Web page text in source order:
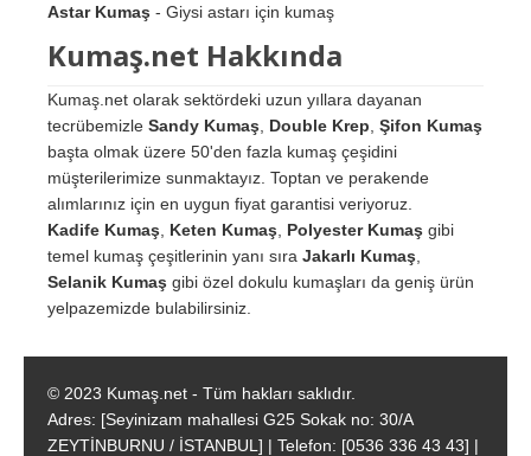
Astar Kumaş - Giysi astarı için kumaş
Kumaş.net Hakkında
Kumaş.net olarak sektördeki uzun yıllara dayanan
tecrübemizleSandy Kumaş Double Krep ,Şifon Kumaş
başta olmak üzere 50'den fazla kumaş çeşidini
müşterilerimize sunmaktayız. Toptan ve perakende
alımlarınız için en uygun fiyat garantisi veriyoruz.
Kadife Kumaş
Keten Kumaş Polyester Kumaş gibi
temel kumaş çeşitlerinin yanı sıraJakarlı Kumaş
Selanik Kumaş gibi özel dokulu kumaşları da geniş ürün
yelpazemizde bulabilirsiniz.
© 2023 Kumaş.net - Tüm hakları saklıdır.
Adres: [Seyinizam mahallesi G25 Sokak no: 30/A
ZEYTİNBURNU / İSTANBUL] | Telefon: [0536 336 43 43] |